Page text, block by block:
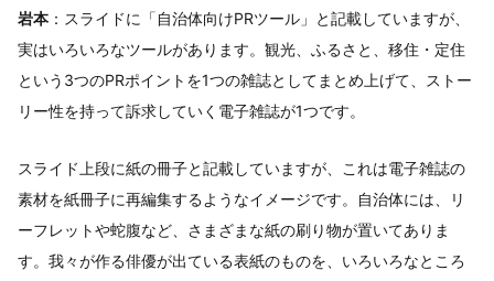
岩本 ：スライドに「自治体向けPRツール」と記載していますが、
実はいろいろなツールがあります。観光、ふるさと、移住・定住
という3つのPRポイントを1つの雑誌としてまとめ上げて、ストー
リー性を持って訴求していく電子雑誌が1つです。
スライド上段に紙の冊子と記載していますが、これは電子雑誌の
素材を紙冊子に再編集するようなイメージです。自治体には、リ
ーフレットや蛇腹など、さまざまな紙の刷り物が置いてありま
す。我々が作る俳優が出ている表紙のものを、いろいろなところ